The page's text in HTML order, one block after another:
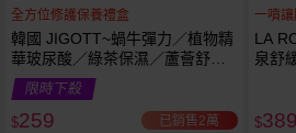
全方位修護保養禮盒
韓國 JIGOTT~蝸牛彈力／植物精
華玻尿酸／綠茶保濕／蘆薈舒緩
修復 禮盒(5件組) 款式可選 化妝
水+乳液+面霜
限時下殺
$259 已銷售2萬
一噴
LA
泉舒
$389